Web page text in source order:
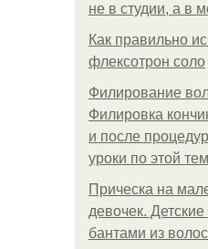
не в студии, а в
Как правильно
флексотрон соло
Филирование
Филировка
и после
уроки по этой
Прическа на
девочек.
бантами из волос